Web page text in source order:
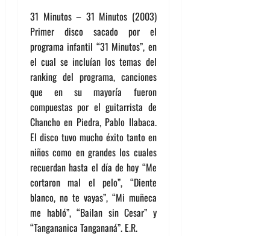
31 Minutos – 31 Minutos (2003)
Primer disco sacado por el
programa infantil “31 Minutos”, en
el cual se incluían los temas del
ranking del programa, canciones
que en su mayoría fueron
compuestas por el guitarrista de
Chancho en Piedra, Pablo Ilabaca.
El disco tuvo mucho éxito tanto en
niños como en grandes los cuales
recuerdan hasta el día de hoy “Me
cortaron mal el pelo”, “Diente
blanco, no te vayas”, “Mi muñeca
me habló”, “Bailan sin Cesar” y
“Tangananica Tangananá”. E.R.